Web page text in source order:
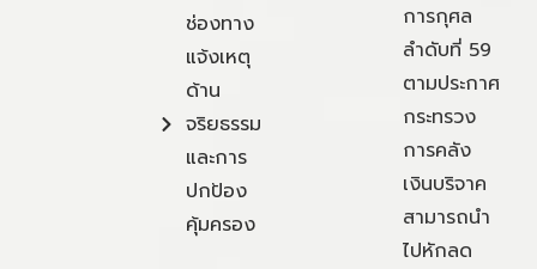
ช่องทาง
แจ้งเหตุ
ด้าน
จริยธรรม
และการ
ปกป้อง
คุ้มครอง
การกุศล
ลำดับที่ 59
ตามประกาศ
กระทรวง
การคลัง
เงินบริจาค
สามารถนำ
ไปหักลด